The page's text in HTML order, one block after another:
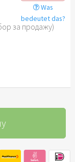
за продажу)
Was
bedeutet das?